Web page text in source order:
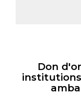
Don